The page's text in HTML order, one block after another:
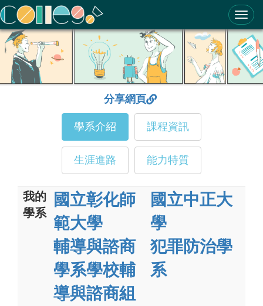
ColleGo! 大學選才與高中育才輔助系統
分享網頁
學系介紹 課程資訊
生涯進路 能力特質
我的
學系
國立彰化師
範大學
輔導與諮商
學系學校輔
導與諮商組
國立中正大
學
犯罪防治學
系